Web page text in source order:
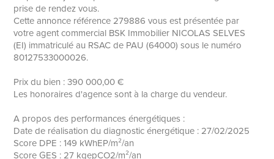
prise de rendez vous.
Cette annonce référence 279886 vous est présentée par
votre agent commercial BSK Immobilier NICOLAS SELVES
(EI) immatriculé au RSAC de PAU (64000) sous le numéro
80127533000026.
Prix du bien : 390 000,00 €
Les honoraires d'agence sont à la charge du vendeur.
A propos des performances énergétiques :
Date de réalisation du diagnostic énergétique : 27/02/2025
Score DPE : 149 kWhEP/m²/an
Score GES : 27 kgepCO2/m²/an